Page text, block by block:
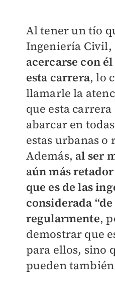
Al tener un tío
Ingeniería Civil,
acercarse con
esta carrera, lo
llamarle la
que esta carrera
abarcar en
estas urbanas o
Además, al ser
aún más
que es de las
considerada
regularmente,
demostrar que
para ellos, sino
pueden